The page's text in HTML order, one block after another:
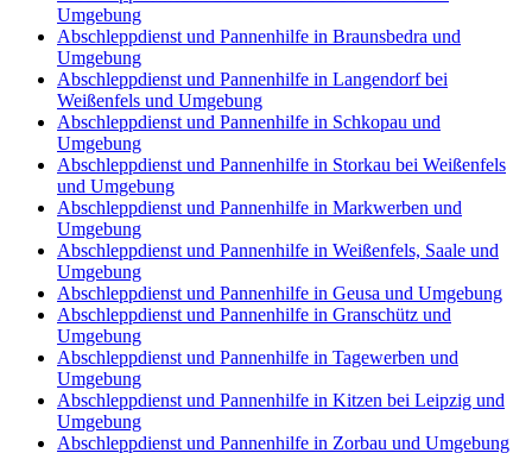
Umgebung
Abschleppdienst und Pannenhilfe in Braunsbedra und
Umgebung
Abschleppdienst und Pannenhilfe in Langendorf bei
Weißenfels und Umgebung
Abschleppdienst und Pannenhilfe in Schkopau und
Umgebung
Abschleppdienst und Pannenhilfe in Storkau bei Weißenfels
und Umgebung
Abschleppdienst und Pannenhilfe in Markwerben und
Umgebung
Abschleppdienst und Pannenhilfe in Weißenfels, Saale und
Umgebung
Abschleppdienst und Pannenhilfe in Geusa und Umgebung
Abschleppdienst und Pannenhilfe in Granschütz und
Umgebung
Abschleppdienst und Pannenhilfe in Tagewerben und
Umgebung
Abschleppdienst und Pannenhilfe in Kitzen bei Leipzig und
Umgebung
Abschleppdienst und Pannenhilfe in Zorbau und Umgebung